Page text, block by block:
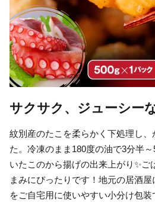
サクサク、ジューシー
紋別産のたこを柔らかく下処理し
た。冷凍のまま180度の油で3分半
いたこのから揚げの出来上がり✨ご
まみにぴったりです！地元の居酒
をご自宅用に使いやすい小分け包